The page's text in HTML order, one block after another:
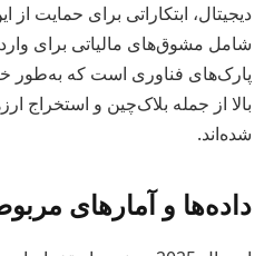
دیجیتال، ابتکاراتی برای حمایت
شامل مشوق‌های مالیاتی برای
پارک‌های فناوری است که به‌طور
بالا از جمله بلاک‌چین و استخراج
شده‌اند.
داده‌ها و آمارهای